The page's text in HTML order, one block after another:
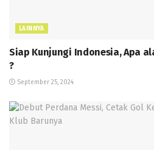
LAINNYA
Siap Kunjungi Indonesia, Apa
?
September 25, 2024